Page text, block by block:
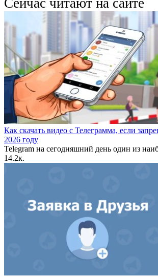
Сейчас читают на сайте
Как скачать видео с Телеграмма, если
2026 году
Telegram на сегодняшний день один из
14.2к.